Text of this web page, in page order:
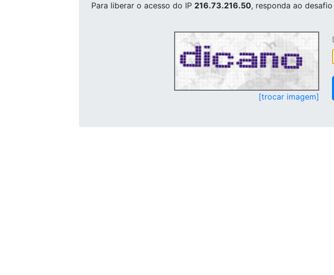
Para liberar o acesso do IP 216.73.216.50, responda ao
[trocar imagem]